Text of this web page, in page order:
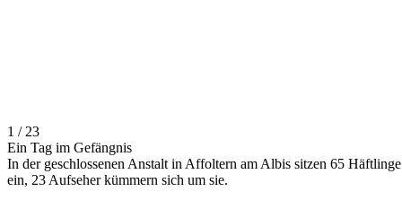
1 / 23
Ein Tag im Gefängnis
In der geschlossenen Anstalt in Affoltern am Albis sitzen 65 Häftlinge
ein, 23 Aufseher kümmern sich um sie.